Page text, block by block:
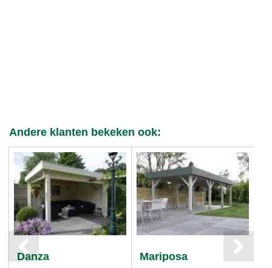
Andere klanten bekeken ook:
Danza Mariposa